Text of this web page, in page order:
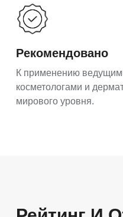
Рекомендовано
К применению
косметологами и
мирового уровня.